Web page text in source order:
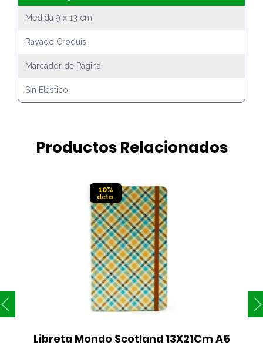
Medida 9 x 13 cm
Rayado Croquis
Marcador de Página
Sin Elástico
Productos Relacionados
10%
Libreta Mondo Scotland 13X21Cm A5